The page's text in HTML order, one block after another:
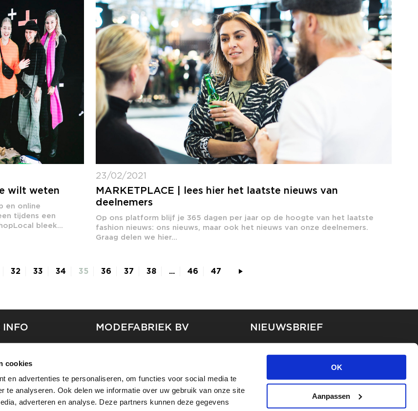
cookies
en advertenties te personaliseren, om functies voor social media te
te analyseren. Ook delen we informatie over uw gebruik van onze site
adverteren en analyse. Deze partners kunnen deze gegevens
OK
Aanpassen
wilt weten
en online
tijdens een
bleek...
23/02/2021
MARKETPLACE | lees hier het laatste nieuws van
deelnemers
Op ons platform blijf je 365 dagen per jaar op de hoogte van het laatste
fashion nieuws: ons nieuws, maar ook het nieuws van onze deelnemers.
Graag delen we hier...
32 33 34 35 36 37 38 ... 46 47
INFO MODEFABRIEK BV
SHIFT
NIEUWSBRIEF
laatste nieuws via de
INSCHRIJVEN